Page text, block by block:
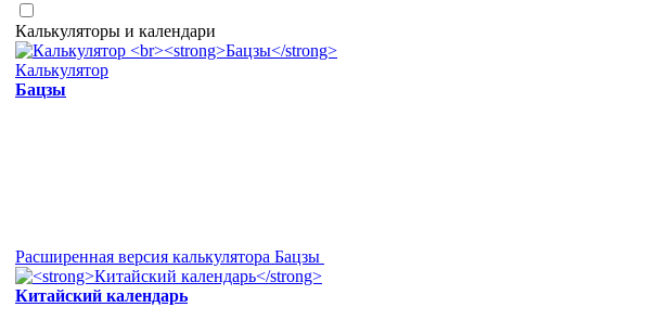
Калькуляторы и календари
Калькулятор
Бацзы
Расширенная версия калькулятора Бацзы
Китайский календарь